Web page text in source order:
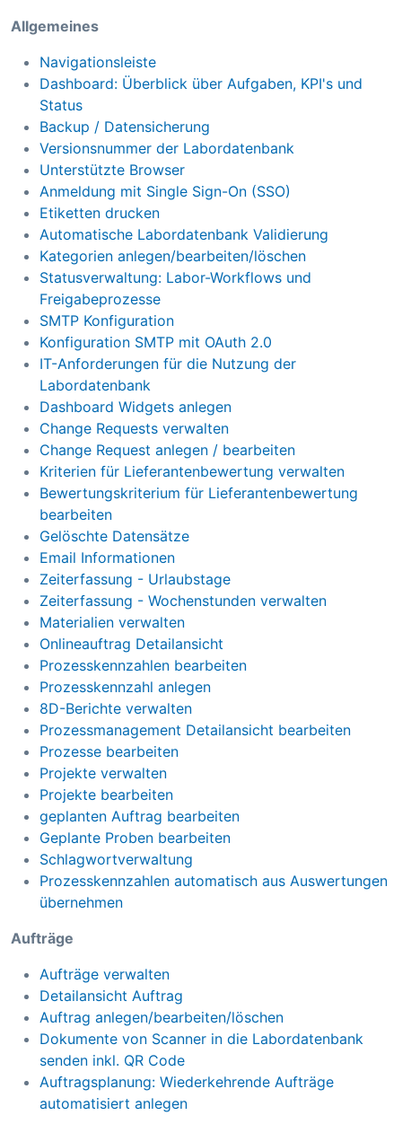
Allgemeines
Navigationsleiste
Dashboard: Überblick über Aufgaben, KPI's und
Status
Backup / Datensicherung
Versionsnummer der Labordatenbank
Unterstützte Browser
Anmeldung mit Single Sign-On (SSO)
Etiketten drucken
Automatische Labordatenbank Validierung
Kategorien anlegen/bearbeiten/löschen
Statusverwaltung: Labor-Workflows und
Freigabeprozesse
SMTP Konfiguration
Konfiguration SMTP mit OAuth 2.0
IT-Anforderungen für die Nutzung der
Labordatenbank
Dashboard Widgets anlegen
Change Requests verwalten
Change Request anlegen / bearbeiten
Kriterien für Lieferantenbewertung verwalten
Bewertungskriterium für Lieferantenbewertung
bearbeiten
Gelöschte Datensätze
Email Informationen
Zeiterfassung - Urlaubstage
Zeiterfassung - Wochenstunden verwalten
Materialien verwalten
Onlineauftrag Detailansicht
Prozesskennzahlen bearbeiten
Prozesskennzahl anlegen
8D-Berichte verwalten
Prozessmanagement Detailansicht bearbeiten
Prozesse bearbeiten
Projekte verwalten
Projekte bearbeiten
geplanten Auftrag bearbeiten
Geplante Proben bearbeiten
Schlagwortverwaltung
Prozesskennzahlen automatisch aus Auswertungen
übernehmen
Aufträge
Aufträge verwalten
Detailansicht Auftrag
Auftrag anlegen/bearbeiten/löschen
Dokumente von Scanner in die Labordatenbank
senden inkl. QR Code
Auftragsplanung: Wiederkehrende Aufträge
automatisiert anlegen